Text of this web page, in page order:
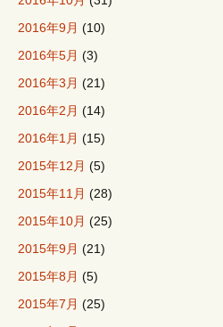
2016年9月 (10)
2016年5月 (3)
2016年3月 (21)
2016年2月 (14)
2016年1月 (15)
2015年12月 (5)
2015年11月 (28)
2015年10月 (25)
2015年9月 (21)
2015年8月 (5)
2015年7月 (25)